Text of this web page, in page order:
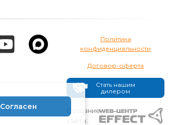
Политика
конфиденциальности
Договор-оферта
Стать нашим
дилером
Создание
сайта:
Согласен